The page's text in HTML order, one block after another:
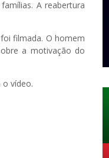
A reabertura
filmada. O homem
a motivação do
o vídeo.